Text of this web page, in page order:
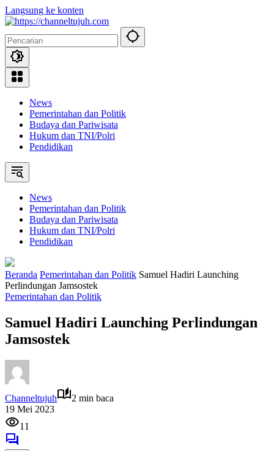
Langsung ke konten
News
Pemerintahan dan Politik
Budaya dan Pariwisata
Hukum dan TNI/Polri
Pendidikan
News
Pemerintahan dan Politik
Budaya dan Pariwisata
Hukum dan TNI/Polri
Pendidikan
Beranda Pemerintahan dan Politik Samuel Hadiri Launching
Perlindungan Jamsostek
Pemerintahan dan Politik
Samuel Hadiri Launching Perlindungan
Jamsostek
Channeltujuh
2 min baca
19 Mei 2023
11